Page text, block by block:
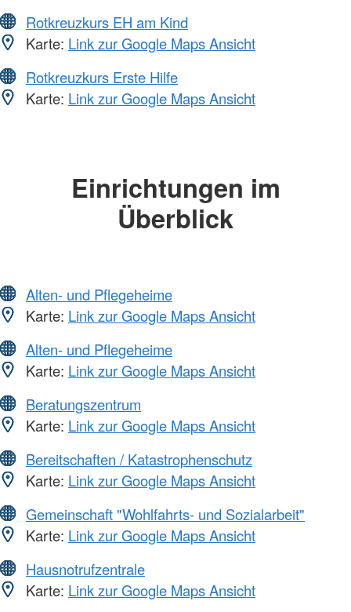
Rotkreuzkurs EH am Kind
Karte: Link zur Google Maps Ansicht
Rotkreuzkurs Erste Hilfe
Karte: Link zur Google Maps Ansicht
Einrichtungen im
Überblick
Alten- und Pflegeheime
Karte: Link zur Google Maps Ansicht
Alten- und Pflegeheime
Karte: Link zur Google Maps Ansicht
Beratungszentrum
Karte: Link zur Google Maps Ansicht
Bereitschaften / Katastrophenschutz
Karte: Link zur Google Maps Ansicht
Gemeinschaft "Wohlfahrts- und Sozialarbeit"
Karte: Link zur Google Maps Ansicht
Hausnotrufzentrale
Karte: Link zur Google Maps Ansicht